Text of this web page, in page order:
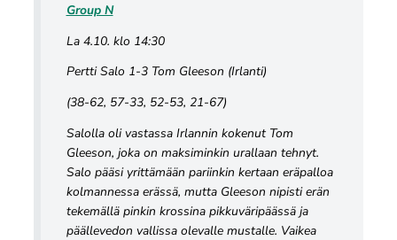
Group N
La 4.10. klo 14:30
Pertti Salo 1-3 Tom Gleeson (Irlanti)
(38-62, 57-33, 52-53, 21-67)
Salolla oli vastassa Irlannin kokenut Tom
Gleeson, joka on maksiminkin urallaan tehnyt.
Salo pääsi yrittämään pariinkin kertaan eräpalloa
kolmannessa erässä, mutta Gleeson nipisti erän
tekemällä pinkin krossina pikkuväripäässä ja
päällevedon vallissa olevalle mustalle. Vaikea